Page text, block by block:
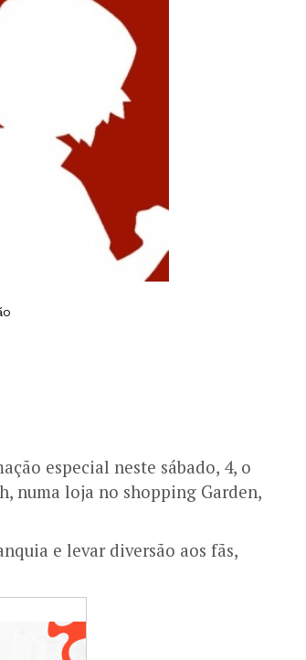
especial neste sábado, 4, o
numa loja no shopping Garden,
e levar diversão aos fãs,